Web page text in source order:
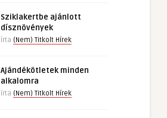
Sziklakertbe ajánlott
dísznövények
írta (Nem) Titkolt Hírek
Ajándékötletek minden
alkalomra
írta (Nem) Titkolt Hírek